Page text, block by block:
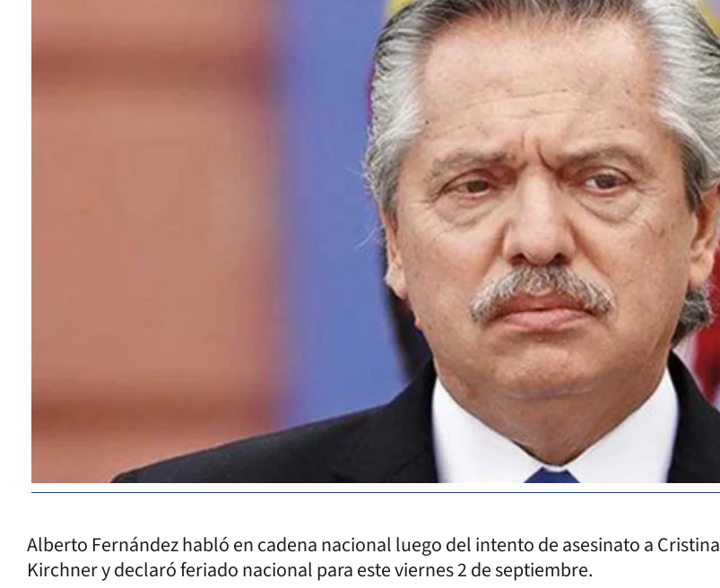
Alberto Fernández habló en cadena nacional luego del intento de asesinato a Cristina
Kirchner y declaró feriado nacional para este viernes 2 de septiembre.